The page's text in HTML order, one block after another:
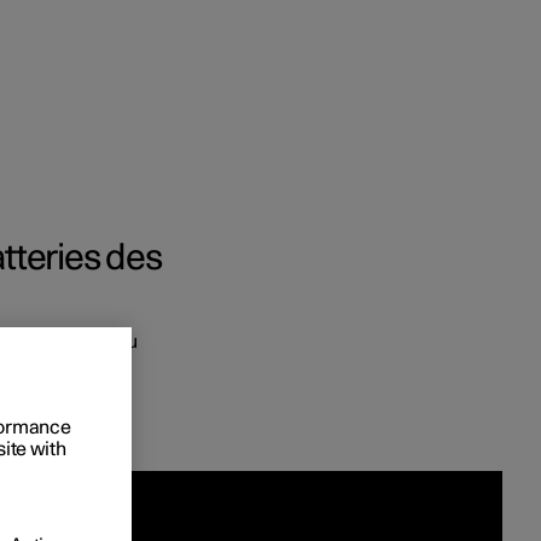
de financement
des
bien entendu
with